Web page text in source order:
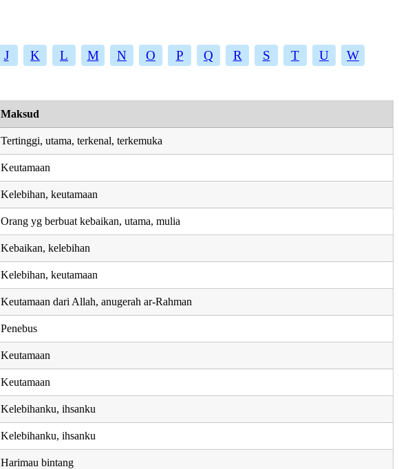
J K L M N O P Q R S T U
W
Maksud
Tertinggi, utama, terkenal, terkemuka
Keutamaan
Kelebihan, keutamaan
Orang yg berbuat kebaikan, utama, mulia
Kebaikan, kelebihan
Kelebihan, keutamaan
Keutamaan dari Allah, anugerah ar-Rahman
Penebus
Keutamaan
Keutamaan
Kelebihanku, ihsanku
Kelebihanku, ihsanku
Harimau bintang